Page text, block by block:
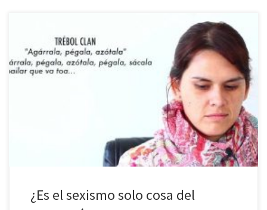
Frases como “Zúmbale mambo pa’ que mis gatas prendan los
motores”, “Agárrala, azótala, pégala” o “Eso lo quiero ver, qué
pasa cuando te pego duro contra la pared” forman parte de varias
canciones de reggaetón. La mayoría de las veces nos dejamos
llevar por este género musical sin pararnos a […]
¿Es el sexismo solo cosa del